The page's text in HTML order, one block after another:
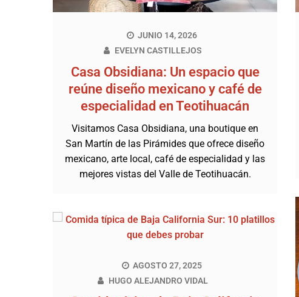
JUNIO 14, 2026
EVELYN CASTILLEJOS
Casa Obsidiana: Un espacio que
reúne diseño mexicano y café de
especialidad en Teotihuacán
Visitamos Casa Obsidiana, una boutique en
San Martín de las Pirámides que ofrece diseño
mexicano, arte local, café de especialidad y las
mejores vistas del Valle de Teotihuacán.
AGOSTO 27, 2025
HUGO ALEJANDRO VIDAL